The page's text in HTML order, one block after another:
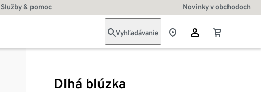
Služby & pomoc Novinky v obchodoch
Vyhľadávanie
Dlhá blúzka